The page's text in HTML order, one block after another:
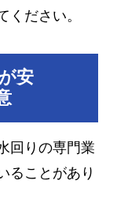
ください。
安
回りの専門業
ることがあり